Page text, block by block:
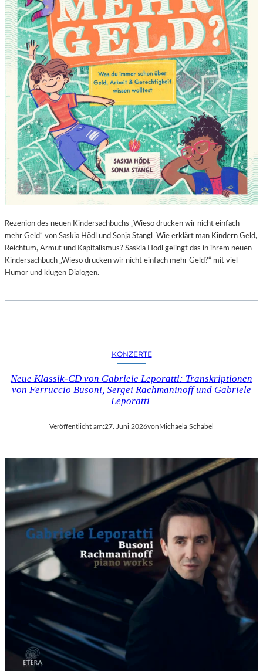
Rezenion des neuen Kindersachbuchs „Wieso drucken wir nicht einfach
mehr Geld“ von Saskia Hödl und Sonja Stangl Wie erklärt man Kindern Geld,
Reichtum, Armut und Kapitalismus? Saskia Hödl gelingt das in ihrem neuen
Kindersachbuch „Wieso drucken wir nicht einfach mehr Geld?“ mit viel
Humor und klugen Dialogen.
KONZERTE
Neue Klassik-CD von Gabriele Leporatti: Transkriptionen
von Ferruccio Busoni, Sergei Rachmaninoff und Gabriele
Leporatti
Veröffentlicht am:27. Juni 2026vonMichaela Schabel